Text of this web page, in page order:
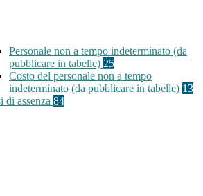
Personale non a tempo indeterminato (da
pubblicare in tabelle) 25
Costo del personale non a tempo
indeterminato (da pubblicare in tabelle) 13
di assenza 84